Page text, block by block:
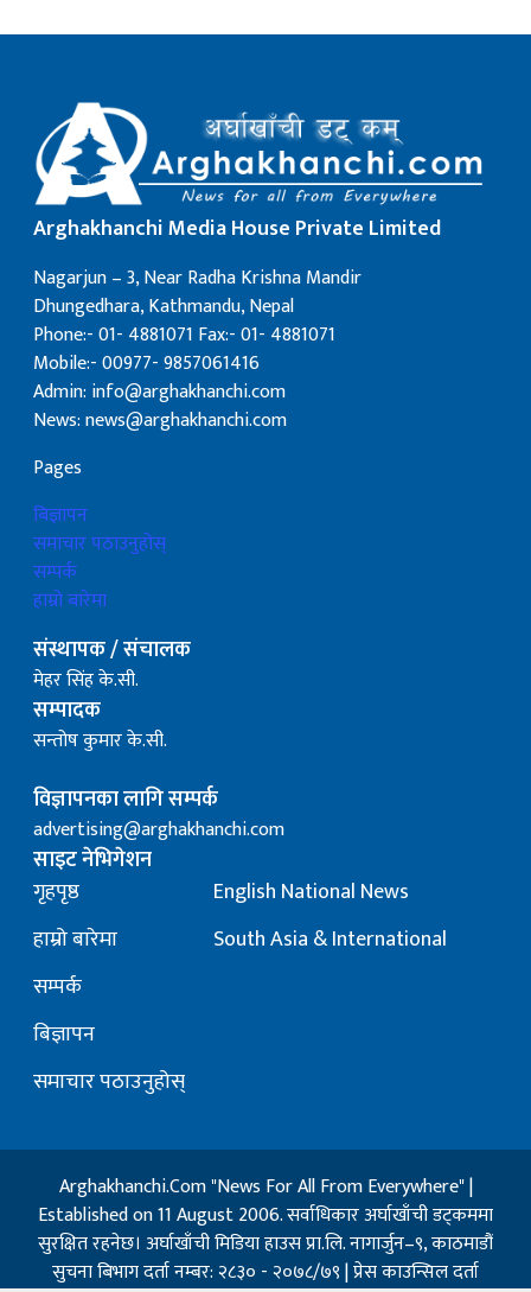
Arghakhanchi Media House Private Limited
Nagarjun – 3, Near Radha Krishna Mandir
Dhungedhara, Kathmandu, Nepal
Phone:- 01- 4881071 Fax:- 01- 4881071
Mobile:- 00977- 9857061416
Admin: info@arghakhanchi.com
News: news@arghakhanchi.com
Pages
बिज्ञापन
समाचार पठाउनुहोस्
सम्पर्क
हाम्रो बारेमा
संस्थापक / संचालक
मेहर सिंह के.सी.
सम्पादक
सन्तोष कुमार के.सी.
विज्ञापनका लागि सम्पर्क
advertising@arghakhanchi.com
साइट नेभिगेशन
गृहपृष्ठ
हाम्रो बारेमा
सम्पर्क
बिज्ञापन
समाचार पठाउनुहोस्
English National News
South Asia & International
Arghakhanchi.Com "News For All From Everywhere" |
Established on 11 August 2006. सर्वाधिकार अर्घाखाँची डट्कममा
सुरक्षित रहनेछ। अर्घाखाँची मिडिया हाउस प्रा.लि. नागार्जुन–९, काठमाडौं
सुचना बिभाग दर्ता नम्बर: २८३० - २०७८/७९ | प्रेस काउन्सिल दर्ता